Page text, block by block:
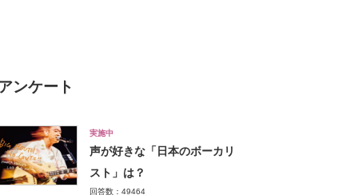
アンケート
実施中
声が好きな「日本のボーカリ
スト」は？
回答数：49464